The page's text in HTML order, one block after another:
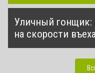
Уличный гонщик:
на скорости